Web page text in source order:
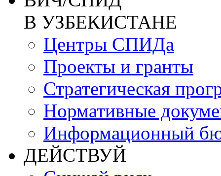
В УЗБЕКИСТАНЕ
Центры СПИДа
Проекты и гранты
Стратегическая
Нормативные
Информационный
ДЕЙСТВУЙ